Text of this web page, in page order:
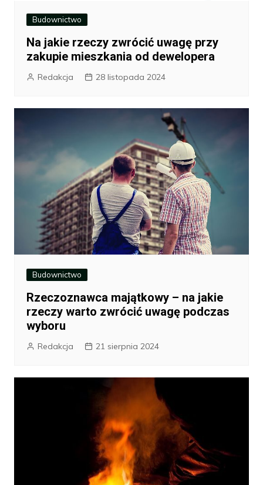
Budownictwo
Na jakie rzeczy zwrócić uwagę przy
zakupie mieszkania od dewelopera
Redakcja 28 listopada 2024
Budownictwo
Rzeczoznawca majątkowy – na jakie
rzeczy warto zwrócić uwagę podczas
wyboru
Redakcja 21 sierpnia 2024